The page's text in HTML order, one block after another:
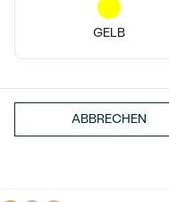
GELB
ABBRECHEN